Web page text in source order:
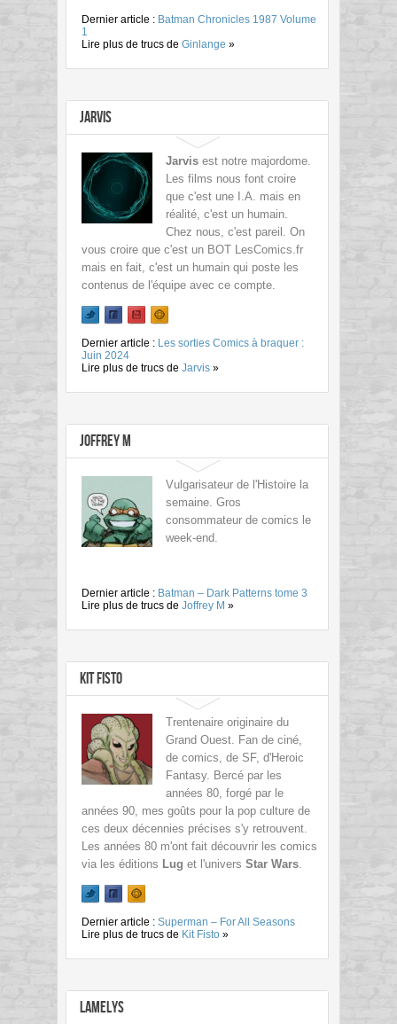
Dernier article : Batman Chronicles 1987 Volume
1
Lire plus de trucs de Ginlange »
Jarvis
Jarvis est notre majordome.
Les films nous font croire
que c'est une I.A. mais en
réalité, c'est un humain.
Chez nous, c'est pareil. On
vous croire que c'est un BOT LesComics.fr
mais en fait, c'est un humain qui poste les
contenus de l'équipe avec ce compte.
Dernier article : Les sorties Comics à braquer :
Juin 2024
Lire plus de trucs de Jarvis »
Joffrey M
Vulgarisateur de l'Histoire la
semaine. Gros
consommateur de comics le
week-end.
Dernier article : Batman – Dark Patterns tome 3
Lire plus de trucs de Joffrey M »
Kit Fisto
Trentenaire originaire du
Grand Ouest. Fan de ciné,
de comics, de SF, d'Heroic
Fantasy. Bercé par les
années 80, forgé par le
années 90, mes goûts pour la pop culture de
ces deux décennies précises s'y retrouvent.
Les années 80 m'ont fait découvrir les comics
via les éditions Lug et l'univers Star Wars.
Dernier article : Superman – For All Seasons
Lire plus de trucs de Kit Fisto »
LaMelys